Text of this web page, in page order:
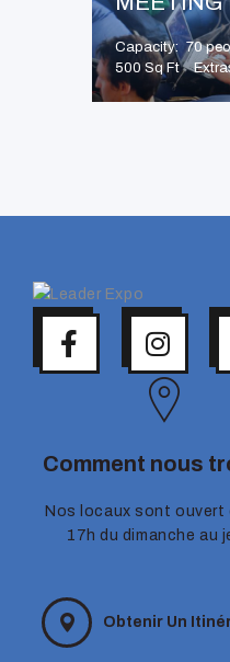
Capacity 70
500 Sq Ft
Comment nous
Nos locaux sont ouvert
17h du dimanche au
Obtenir Un